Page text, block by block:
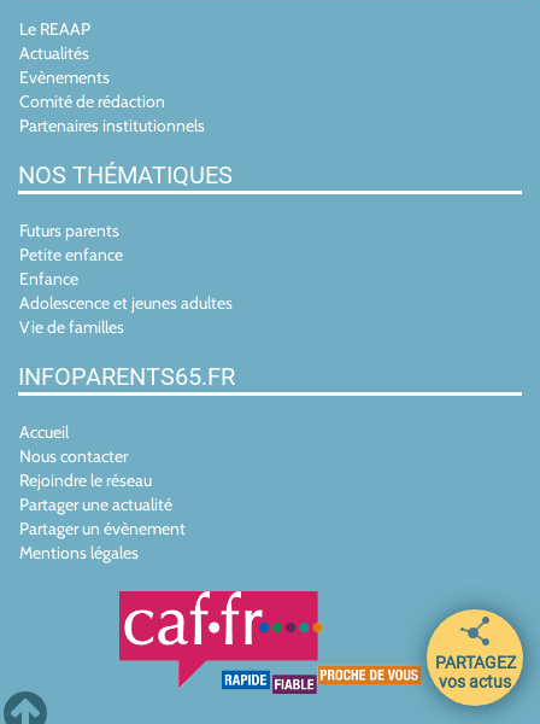
PARTAGEZ
vos actus
Le REAAP
Actualités
Evènements
Comité de rédaction
Partenaires institutionnels
NOS THÉMATIQUES
Futurs parents
Petite enfance
Enfance
Adolescence et jeunes adultes
Vie de familles
INFOPARENTS65.FR
Accueil
Nous contacter
Rejoindre le réseau
Partager une actualité
Partager un évènement
Mentions légales